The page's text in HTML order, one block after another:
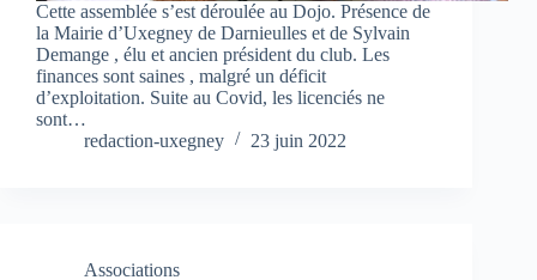
Cette assemblée s’est déroulée au Dojo. Présence de
la Mairie d’Uxegney de Darnieulles et de Sylvain
Demange , élu et ancien président du club. Les
finances sont saines , malgré un déficit
d’exploitation. Suite au Covid, les licenciés ne
sont…
redaction-uxegney
23 juin 2022
Associations